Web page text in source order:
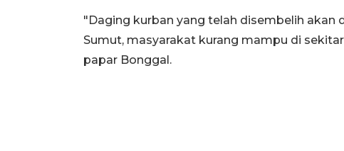
"Daging kurban yang telah disembelih akan
Sumut, masyarakat kurang mampu di
papar Bonggal.